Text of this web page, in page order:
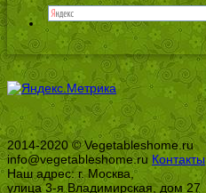
2014-2020 © Vegetableshome.ru
info@vegetableshome.ru Контакты
Наш адрес: г. Москва,
улица 3-я Владимирская, дом 27